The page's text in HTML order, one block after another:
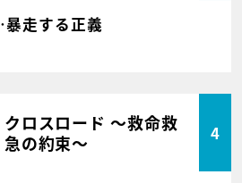
走する正義
クロスロード ～救命救
急の約束～
4